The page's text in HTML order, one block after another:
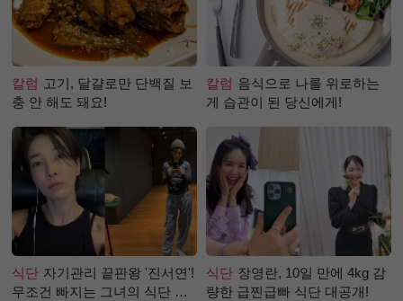
칼럼 고기, 달걀로만 단백질 보
충 안 해도 돼요!
칼럼 음식으로 나를 위로하는
게 습관이 된 당신에게!
식단 자기관리 끝판왕 '진서연'!
무조건 빠지는 그녀의 식단 정
식단 장영란, 10일 만에 4kg 감
량한 급찐급빠 식단 대공개!